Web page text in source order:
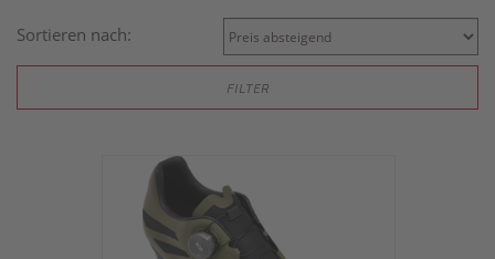
Sortieren nach:
FILTER